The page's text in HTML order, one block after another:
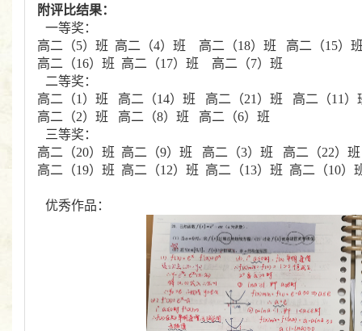
附评比结果：
一等奖：
高二（5）班 高二（4）班 高二（18）班 高二（15）
高二（16）班 高二（17）班 高二（7）班
二等奖：
高二（1）班 高二（14）班 高二（21）班 高二（11）
高二（2）班 高二（8）班 高二（6）班
三等奖：
高二（20）班 高二（9）班 高二（3）班 高二（22）
高二（19）班 高二（12）班 高二（13）班 高二（10）
优秀作品：